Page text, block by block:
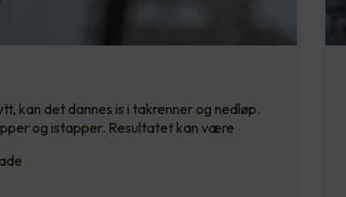
kan det dannes is i takrenner og nedløp.
og istapper. Resultatet kan være